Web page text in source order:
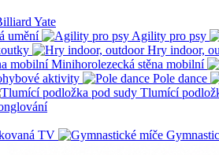
Yate
umění
Agility pro psy
Hry indoor,
Minihorolezecká stěna mobilní
aktivity
Pole dance
Tlumící
TV